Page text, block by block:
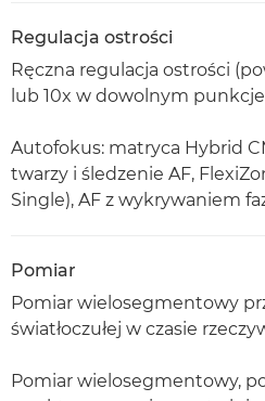
Regulacja ostrości
Ręczna regulacja ostrości
lub 10x w dowolnym
Autofokus: matryca Hybrid
twarzy i śledzenie AF,
Single), AF z wykrywaniem
Pomiar
Pomiar wielosegmentowy
światłoczułej w czasie
Pomiar wielosegmentowy,